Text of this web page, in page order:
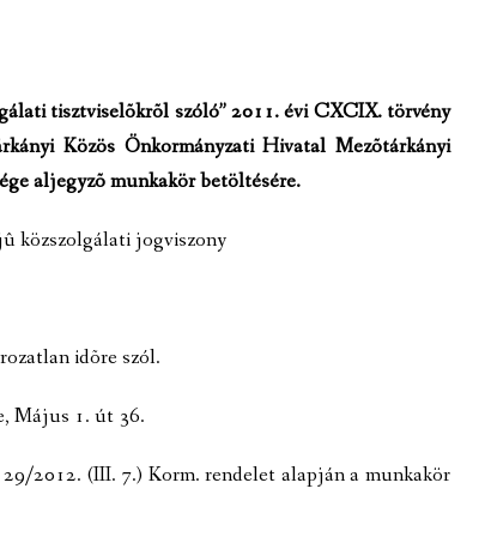
MEZŐ – FA 2011. NONPROFIT
KÖZZÉTÉTELI LISTÁK
INTÉZMÉNYI
tisztviselõkrõl szóló” 2011. évi CXCIX. törvény
Közös Önkormányzati Hivatal Mezõtárkányi
aljegyzõ munkakör betöltésére.
közszolgálati jogviszony
idõre szól.
Május 1. út 36.
2012. (III. 7.) Korm. rendelet alapján a munkakör